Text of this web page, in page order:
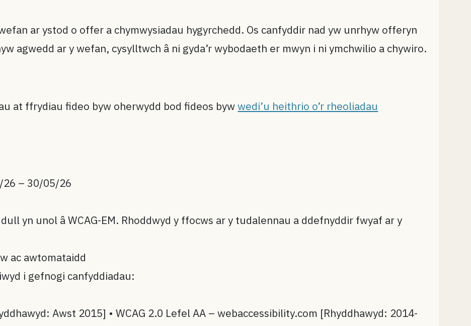
ar ystod o offer a chymwysiadau hygyrchedd. Os canfyddir nad yw unrhyw offeryn
agwedd ar y wefan, cysylltwch â ni gyda’r wybodaeth er mwyn i ni ymchwilio a chywiro.
at ffrydiau fideo byw oherwydd bod fideos bywwedi’u heithrio o’r rheoliadau
26 – 30/05/26
yn unol â WCAG-EM. Rhoddwyd y ffocws ar y tudalennau a ddefnyddir fwyaf ar y
ac awtomataidd
i gefnogi canfyddiadau:
Awst 2015] • WCAG 2.0 Lefel AA – webaccessibility.com [Rhyddhawyd: 2014-